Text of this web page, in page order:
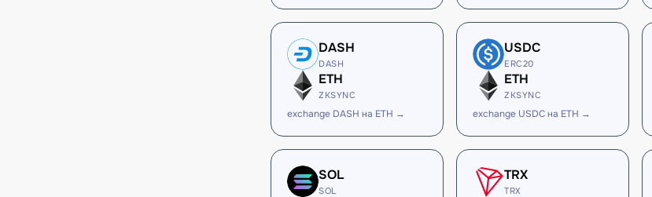
DASH
DASH
ETH
ZKSYNC
exchange DASH на ETH →
USDC
ERC20
ETH
ZKSYNC
exchange USDC на ETH →
SOL
SOL
TRX
TRX